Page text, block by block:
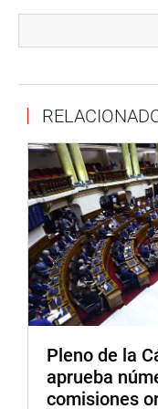
En la moción
Informática (INEI),
2020, ocho de cada
ser víctimas de
meses.
Asimismo, el 18,6 %
área urbana a nivel
delictivo.
De igual manera,
habitantes, esta
nivel de centros
EXTRANJEROS
Pleno de la
aprueba
comisiones